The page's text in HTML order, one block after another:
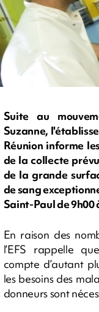
Suite au
Suzanne,
Réunion informe
de la collecte
de la grande
de sang
Saint-Paul de 9h00
En raison des
l’EFS rappelle
compte d’autant
les besoins des
donneurs sont